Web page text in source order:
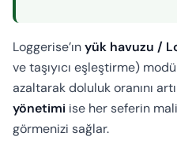
Loggerise’ınyük havuzu /
ve taşıyıcı eşleştirme)
azaltarak doluluk oranını
yönetimi ise her seferin
görmenizi sağlar.